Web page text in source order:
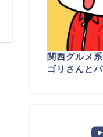
関西グルメ
ゴリさんと